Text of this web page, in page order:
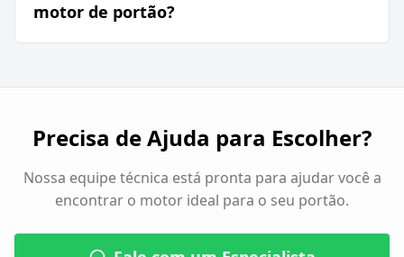
motor de portão?
Precisa de Ajuda para Escolher?
Nossa equipe técnica está pronta para ajudar você a
encontrar o motor ideal para o seu portão.